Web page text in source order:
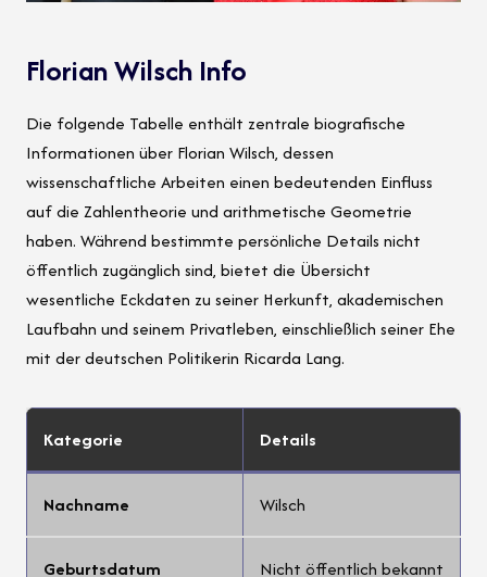
Florian Wilsch Info
Die folgende Tabelle enthält zentrale biografische
Informationen über Florian Wilsch, dessen
wissenschaftliche Arbeiten einen bedeutenden Einfluss
auf die Zahlentheorie und arithmetische Geometrie
haben. Während bestimmte persönliche Details nicht
öffentlich zugänglich sind, bietet die Übersicht
wesentliche Eckdaten zu seiner Herkunft, akademischen
Laufbahn und seinem Privatleben, einschließlich seiner Ehe
mit der deutschen Politikerin Ricarda Lang.
Kategorie Details
Nachname Wilsch
Geburtsdatum Nicht öffentlich bekannt